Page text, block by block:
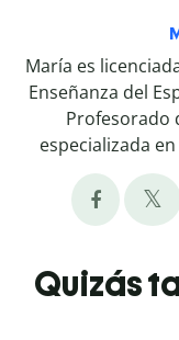
María es
Enseñanza del
Profesorado
especializada
Quizás